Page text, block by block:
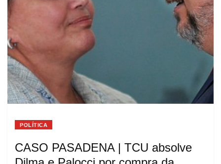
POLÍTICA
CASO PASADENA | TCU absolve